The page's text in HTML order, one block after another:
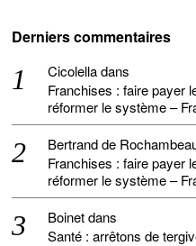
Derniers commentaires
Cicolelladans
Franchises : faire payer
réformer le système –
Bertrand de
Franchises : faire payer
réformer le système –
Boinetdans
Santé : arrêtons de